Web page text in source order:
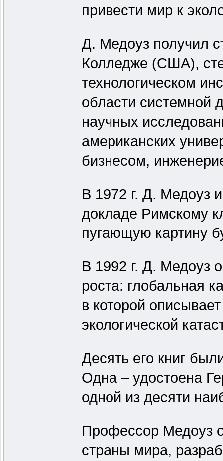
привести мир к
Д. Медоуз получил
Колледже (США),
технологическом
области системной
научных
американских
бизнесом,
В 1972 г. Д. Медоуз
докладе Римскому
пугающую картину
В 1992 г. Д. Медоуз
роста: глобальная
в которой
экологической
Десять его книг
Одна – удостоена
одной из десяти
Профессор Медоуз
страны мира,